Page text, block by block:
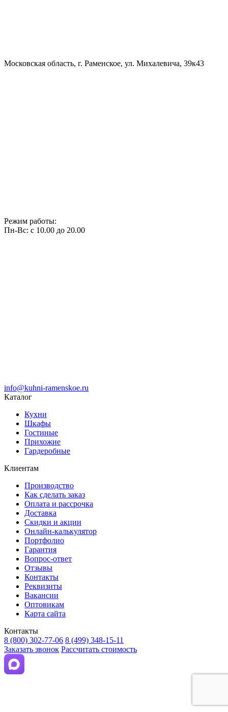
Московская область, г. Раменское, ул. Михалевича, 39к43
Режим работы:
Пн-Вс: с 10.00 до 20.00
info@kuhni-ramenskoe.ru
Каталог
Кухни
Шкафы
Гостиные
Прихожие
Гардеробные
Клиентам
Производство
Как сделать заказ
Оплата и рассрочка
Доставка
Скидки и акции
Онлайн-калькулятор
Портфолио
Гарантия
Вопрос-ответ
Отзывы
Контакты
Реквизиты
Вакансии
Оптовикам
Карта сайта
Контакты
8 (800) 302-77-06 8 (499) 348-15-11
Заказать звонок Рассчитать стоимость